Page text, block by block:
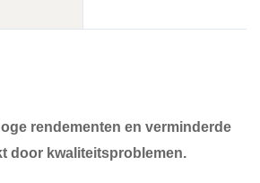
rendementen en verminderde
door kwaliteitsproblemen.